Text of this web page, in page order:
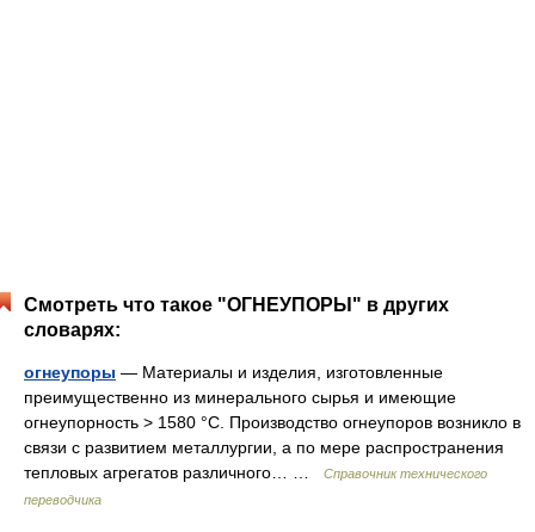
Смотреть что такое "ОГНЕУПОРЫ" в других
словарях:
огнеупоры — Материалы и изделия, изготовленные
преимущественно из минерального сырья и имеющие
огнеупорность > 1580 °С. Производство огнеупоров возникло в
связи с развитием металлургии, а по мере распространения
тепловых агрегатов различного… …
Справочник технического
переводчика